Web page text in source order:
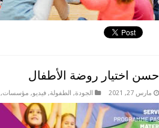
حسن اختيار روضة الأطفال
مارس 27, 2021 الجودة, الطفولة, فيديو, مؤسسات,